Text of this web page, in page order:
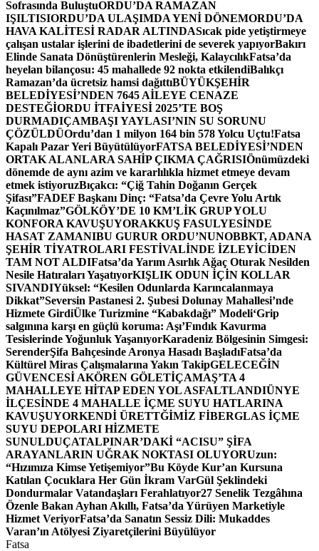
Sofrasında BuluştuORDU’DA RAMAZAN
IŞILTISIORDU’DA ULAŞIMDA YENİ DÖNEMORDU’DA
HAVA KALİTESİ RADAR ALTINDASıcak pide yetiştirmeye
çalışan ustalar işlerini de ibadetlerini de severek yapıyorBakırı
Elinde Sanata Dönüştürenlerin Mesleği, KalaycılıkFatsa’da
heyelan bilançosu: 45 mahallede 92 nokta etkilendiBalıkçı
Ramazan’da ücretsiz hamsi dağıttıBÜYÜKŞEHİR
BELEDİYESİ’NDEN 7645 AİLEYE CENAZE
DESTEĞİORDU İTFAİYESİ 2025’TE BOŞ
DURMADIÇAMBAŞI YAYLASI’NIN SU SORUNU
ÇÖZÜLDÜOrdu’dan 1 milyon 164 bin 578 Yolcu Uçtu!Fatsa
Kapalı Pazar Yeri BüyütülüyorFATSA BELEDİYESİ’NDEN
ORTAK ALANLARA SAHİP ÇIKMA ÇAĞRISIÖnümüzdeki
dönemde de aynı azim ve kararlılıkla hizmet etmeye devam
etmek istiyoruzBıçakcı: “Çiğ Tahin Doğanın Gerçek
Şifası”FADEF Başkanı Dinç: “Fatsa’da Çevre Yolu Artık
Kaçınılmaz”GÖLKÖY’DE 10 KM’LİK GRUP YOLU
KONFORA KAVUŞUYORAKKUŞ FASULYESİNDE
HASAT ZAMANIBU GURUR ORDU’NUNOBBKT, ADANA
ŞEHİR TİYATROLARI FESTİVALİNDE İZLEYİCİDEN
TAM NOT ALDIFatsa’da Yarım Asırlık Ağaç Oturak Nesilden
Nesile Hatıraları YaşatıyorKIŞLIK ODUN İÇİN KOLLAR
SIVANDIYüksel: “Kesilen Odunlarda Karıncalanmaya
Dikkat”Seversin Pastanesi 2. Şubesi Dolunay Mahallesi’nde
Hizmete GirdiÜlke Turizmine “Kabakdağı” Modeli‘Grip
salgınına karşı en güçlü koruma: Aşı’Fındık Kavurma
Tesislerinde Yoğunluk YaşanıyorKaradeniz Bölgesinin Simgesi:
SerenderŞifa Bahçesinde Aronya Hasadı BaşladıFatsa’da
Kültürel Miras Çalışmalarına Yakın TakipGELECEĞİN
GÜVENCESİ AKÖREN GÖLETİÇAMAŞ’TA 4
MAHALLEYE HİTAP EDEN YOL ASFALTLANDIÜNYE
İLÇESİNDE 4 MAHALLE İÇME SUYU HATLARINA
KAVUŞUYORKENDİ ÜRETTĞİMİZ FİBERGLAS İÇME
SUYU DEPOLARI HİZMETE
SUNULDUÇATALPINAR’DAKİ “ACISU” ŞİFA
ARAYANLARIN UĞRAK NOKTASI OLUYORUzun:
“Hızımıza Kimse Yetişemiyor”Bu Köyde Kur’an Kursuna
Katılan Çocuklara Her Gün İkram VarGül Şeklindeki
Dondurmalar Vatandaşları Ferahlatıyor27 Senelik Tezgâhına
Özenle Bakan Ayhan Akıllı, Fatsa’da Yürüyen Marketiyle
Hizmet VeriyorFatsa’da Sanatın Sessiz Dili: Mukaddes
Varan’ın Atölyesi Ziyaretçilerini Büyülüyor
Fatsa